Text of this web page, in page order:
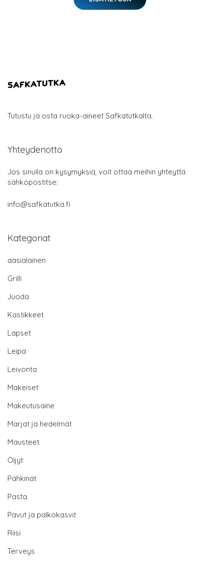
Tutustu ja osta ruoka-aineet Safkatutkalta.
Yhteydenotto
Jos sinulla on kysymyksiä, voit ottaa meihin yhteyttä
sähköpostitse:
info@safkatutka.fi
Kategoriat
aasialainen
Grilli
Juoda
Kastikkeet
Lapset
Leipä
Leivonta
Makeiset
Makeutusaine
Marjat ja hedelmät
Mausteet
Öljyt
Pähkinät
Pasta
Pavut ja palkokasvit
Riisi
Terveys